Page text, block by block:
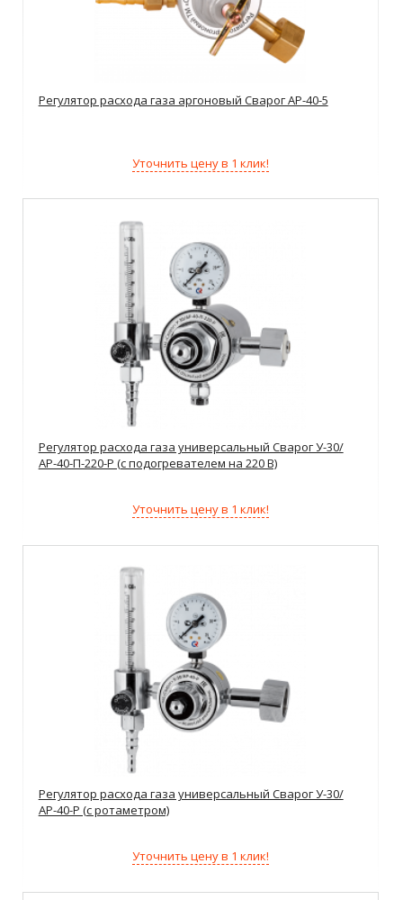
Регулятор расхода газа аргоновый Сварог АР-40-5
Уточнить цену в 1 клик!
Регулятор расхода газа универсальный Сварог У-30/
АР-40-П-220-Р (с подогревателем на 220 В)
Уточнить цену в 1 клик!
Регулятор расхода газа универсальный Сварог У-30/
АР-40-Р (с ротаметром)
Уточнить цену в 1 клик!